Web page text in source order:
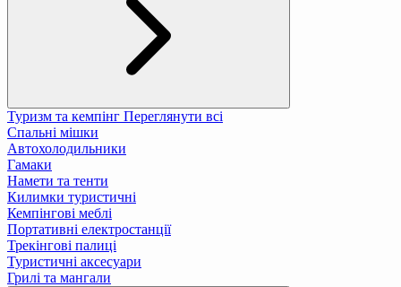
Туризм та кемпінг Переглянути всі
Спальні мішки
Автохолодильники
Гамаки
Намети та тенти
Килимки туристичні
Кемпінгові меблі
Портативні електростанції
Трекінгові палиці
Туристичні аксесуари
Грилі та мангали